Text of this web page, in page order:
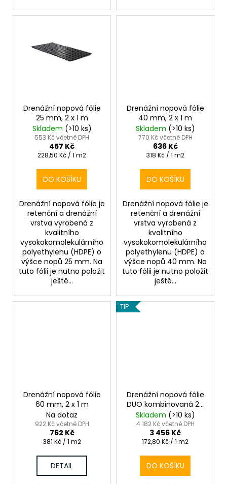
Drenážní nopová fólie
25 mm, 2 x 1 m
Skladem (>10 ks)
553 Kč včetně DPH
457 Kč
Měrná
228,50 Kč / 1 m2
DO KOŠÍKU
Drenážní nopová fólie je
retenční a drenážní
vrstva vyrobená z
kvalitního
vysokokomolekulárního
polyethylenu (HDPE) o
výšce nopů 25 mm. Na
tuto fólii je nutno položit
ještě...
Drenážní nopová fólie
40 mm, 2 x 1 m
Skladem (>10 ks)
770 Kč včetně DPH
636 Kč
Měrná
318 Kč / 1 m2
DO KOŠÍKU
Drenážní nopová fólie je
retenční a drenážní
vrstva vyrobená z
kvalitního
vysokokomolekulárního
polyethylenu (HDPE) o
výšce nopů 40 mm. Na
tuto fólii je nutno položit
ještě...
Drenážní nopová fólie
60 mm, 2 x 1 m
Na dotaz
922 Kč včetně DPH
762 Kč
Měrná
381 Kč / 1 m2
DETAIL
TIP
Drenážní nopová fólie
DUO kombinovaná 20
mm, 2 x 10 m
Skladem (>10 ks)
4 182 Kč včetně DPH
3 456 Kč
Měrná
172,80 Kč / 1 m2
DO KOŠÍKU